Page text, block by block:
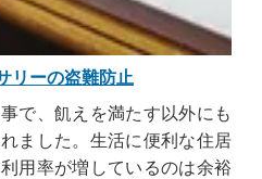
リーの盗難防止
で、飢えを満たす以外にも
ました。生活に便利な住居
用率が増しているのは余裕